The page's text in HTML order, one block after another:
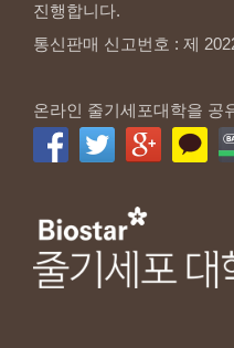
진행합니다.
통신판매 신고번호 : 제
온라인 줄기세포대학을 공